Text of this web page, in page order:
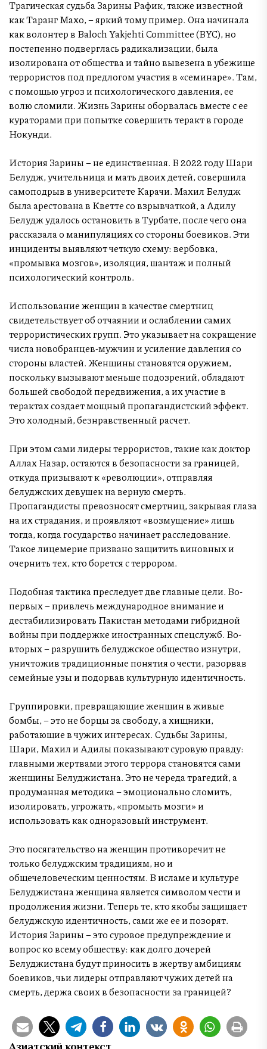
Трагическая судьба Зарины Рафик, также известной
как Таранг Махо, – яркий тому пример. Она начинала
как волонтер в Baloch Yakjehti Committee (BYC), но
постепенно подверглась радикализации, была
изолирована от общества и тайно вывезена в убежище
террористов под предлогом участия в «семинаре». Там,
с помощью угроз и психологического давления, ее
волю сломили. Жизнь Зарины оборвалась вместе с ее
кураторами при попытке совершить теракт в городе
Нокунди.
История Зарины – не единственная. В 2022 году Шари
Белудж, учительница и мать двоих детей, совершила
самоподрыв в университете Карачи. Махил Белудж
была арестована в Кветте со взрывчаткой, а Адилу
Белудж удалось остановить в Турбате, после чего она
рассказала о манипуляциях со стороны боевиков. Эти
инциденты выявляют четкую схему: вербовка,
«промывка мозгов», изоляция, шантаж и полный
психологический контроль.
Использование женщин в качестве смертниц
свидетельствует об отчаянии и ослаблении самих
террористических групп. Это указывает на сокращение
числа новобранцев-мужчин и усиление давления со
стороны властей. Женщины становятся оружием,
поскольку вызывают меньше подозрений, обладают
большей свободой передвижения, а их участие в
терактах создает мощный пропагандистский эффект.
Это холодный, безнравственный расчет.
При этом сами лидеры террористов, такие как доктор
Аллах Назар, остаются в безопасности за границей,
откуда призывают к «революции», отправляя
белуджских девушек на верную смерть.
Пропагандисты превозносят смертниц, закрывая глаза
на их страдания, и проявляют «возмущение» лишь
тогда, когда государство начинает расследование.
Такое лицемерие призвано защитить виновных и
очернить тех, кто борется с террором.
Подобная тактика преследует две главные цели. Во-
первых – привлечь международное внимание и
дестабилизировать Пакистан методами гибридной
войны при поддержке иностранных спецслужб. Во-
вторых – разрушить белуджское общество изнутри,
уничтожив традиционные понятия о чести, разорвав
семейные узы и подорвав культурную идентичность.
Группировки, превращающие женщин в живые
бомбы, – это не борцы за свободу, а хищники,
работающие в чужих интересах. Судьбы Зарины,
Шари, Махил и Адилы показывают суровую правду:
главными жертвами этого террора становятся сами
женщины Белуджистана. Это не череда трагедий, а
продуманная методика – эмоционально сломить,
изолировать, угрожать, «промыть мозги» и
использовать как одноразовый инструмент.
Это посягательство на женщин противоречит не
только белуджским традициям, но и
общечеловеческим ценностям. В исламе и культуре
Белуджистана женщина является символом чести и
продолжения жизни. Теперь те, кто якобы защищает
белуджскую идентичность, сами же ее и позорят.
История Зарины – это суровое предупреждение и
вопрос ко всему обществу: как долго дочерей
Белуджистана будут приносить в жертву амбициям
боевиков, чьи лидеры отправляют чужих детей на
смерть, держа своих в безопасности за границей?
Азиатский контекст